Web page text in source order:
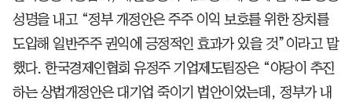
성명을 내고 “정부 개정안은 주주 이익 보호를 위한 장치를
도입해 일반주주 권익에 긍정적인 효과가 있을 것”이라고 말
했다. 한국경제인협회 유정주 기업제도팀장은 “야당이 추진
하는 상법개정안은 대기업 죽이기 법안이었는데, 정부가 내